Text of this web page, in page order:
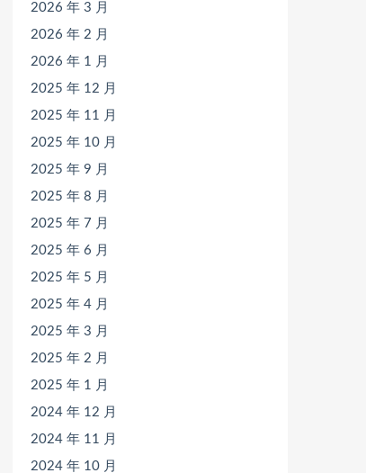
2026 年 3 月
2026 年 2 月
2026 年 1 月
2025 年 12 月
2025 年 11 月
2025 年 10 月
2025 年 9 月
2025 年 8 月
2025 年 7 月
2025 年 6 月
2025 年 5 月
2025 年 4 月
2025 年 3 月
2025 年 2 月
2025 年 1 月
2024 年 12 月
2024 年 11 月
2024 年 10 月